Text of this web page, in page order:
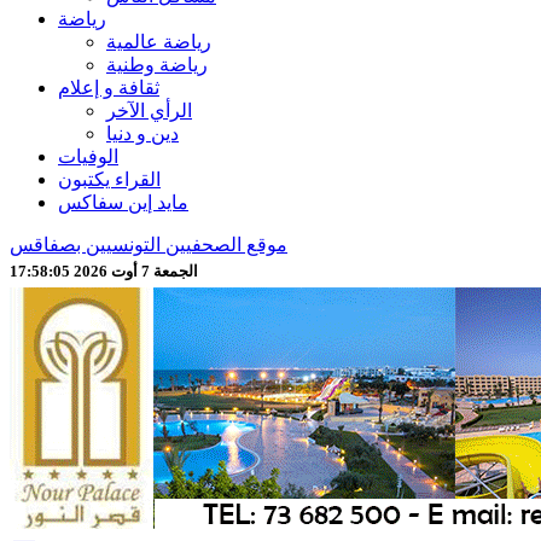
رياضة
رياضة عالمية
رياضة وطنية
ثقافة و إعلام
الرأي الآخر
دين و دنيا
الوفيات
القراء يكتبون
مايد إين سفاكس
موقع الصحفيين التونسيين بصفاقس
الجمعة 7 أوت 2026 17:58:07